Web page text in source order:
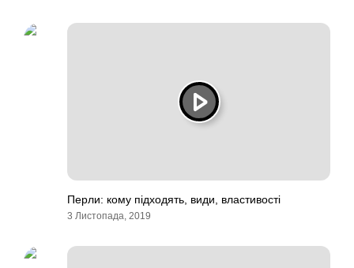
Перли: кому підходять, види, властивості
3 Листопада, 2019